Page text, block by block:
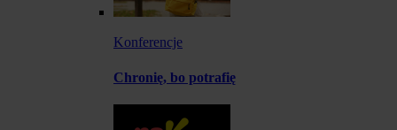
Konferencje
Chronię, bo potrafię